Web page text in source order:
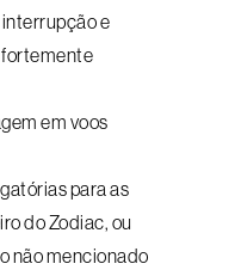
e
fortemente
em voos
para as
do Zodiac, ou
não mencionado